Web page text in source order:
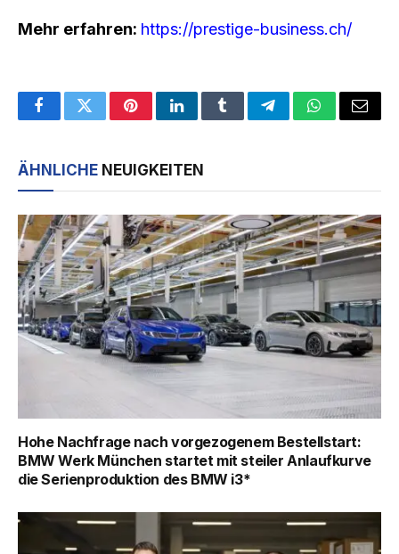
Mehr erfahren: https://prestige-business.ch/
FacebookTwitterPinterestLinkedInTumblrTelegramWhatsApp
Email
ÄHNLICHE NEUIGKEITEN
Hohe Nachfrage nach vorgezogenem Bestellstart:
BMW Werk München startet mit steiler Anlaufkurve
die Serienproduktion des BMW i3*